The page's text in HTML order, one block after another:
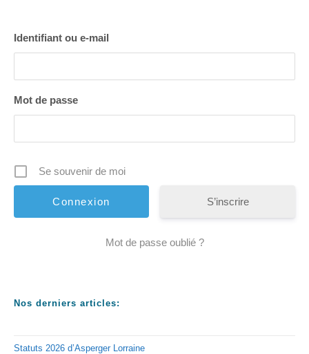
Identifiant ou e-mail
Mot de passe
Se souvenir de moi
S’inscrire
Mot de passe oublié ?
Nos derniers articles:
Statuts 2026 d’Asperger Lorraine